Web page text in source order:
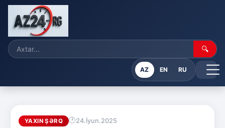
🔍
AZ EN RU
YAXIN ŞƏRQ 24.İyun.2025